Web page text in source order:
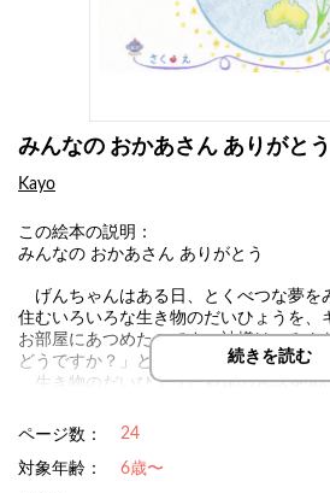
みんなの おかあさん ありがとう
Kayo
この絵本の説明：
みんなの おかあさん ありがとう
げんちゃんはある日、とくべつな夢を
住むいろいろな生き物のだいひょうを、
お部屋にあつめたのです。神様は、みん
どうですか？」とききました。
生き物のだいひょうしゃ達のお話を聞
《 私は、長閑な山間部で暮らし、自然栽
続きを読む
ページ数： 24
対象年齢：
6歳〜